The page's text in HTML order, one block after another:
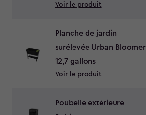
Voir le produit
Planche de jardin
surélevée Urban Bloomer
12,7 gallons
Voir le produit
Poubelle extérieure